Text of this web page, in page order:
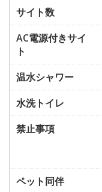
サイト数
AC電源付きサイ
ト
温水シャワー
水洗トイレ
禁止事項
ペット同伴